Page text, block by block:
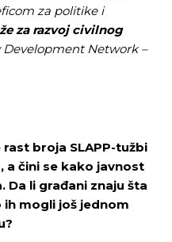
za politike i
za razvoj civilnog
Development Network –
rast broja SLAPP-tužbi
a čini se kako javnost
Da li građani znaju šta
ih mogli još jednom